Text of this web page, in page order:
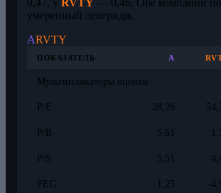
умеренный леверидж.
ARVTY
ПОКАЗАТЕЛЬ A
Мультипликаторы оценки
P/E 28,28
P/B 5,61
P/S 5,51
PEG 1,25 -